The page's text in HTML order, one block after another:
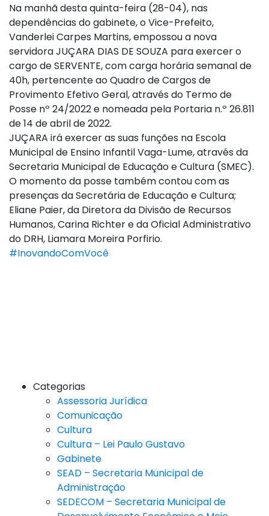
Na manhã desta quinta-feira (28-04), nas
dependências do gabinete, o Vice-Prefeito,
Vanderlei Carpes Martins, empossou a nova
servidora JUÇARA DIAS DE SOUZA para exercer o
cargo de SERVENTE, com carga horária semanal de
40h, pertencente ao Quadro de Cargos de
Provimento Efetivo Geral, através do Termo de
Posse nº 24/2022 e nomeada pela Portaria n.º 26.811
de 14 de abril de 2022.
JUÇARA irá exercer as suas funções na Escola
Municipal de Ensino Infantil Vaga-Lume, através da
Secretaria Municipal de Educação e Cultura (SMEC).
O momento da posse também contou com as
presenças da Secretária de Educação e Cultura;
Eliane Paier, da Diretora da Divisão de Recursos
Humanos, Carina Richter e da Oficial Administrativo
do DRH, Liamara Moreira Porfirio.
#InovandoComVocê
Categorias
Assessoria Jurídica
Comunicação
Cultura
Cultura – Lei Paulo Gustavo
Gabinete
SEAD – Secretaria Municipal de
Administração
SEDECOM – Secretaria Municipal de